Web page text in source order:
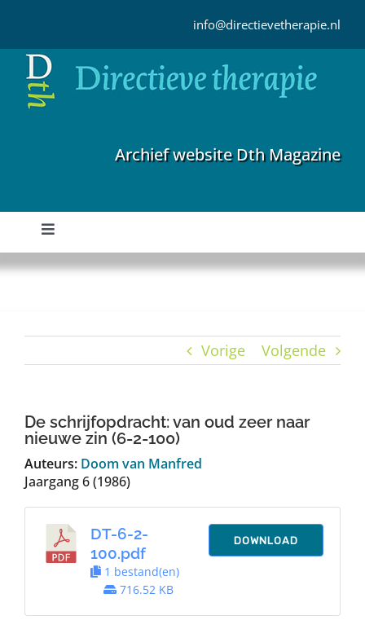
inhoud
info@directievetherapie.nl
Archief website Dth Magazine
Toggle
Navigation
Home
TDT Overzicht
Over Dth
Contact
Vorige Volgende
De schrijfopdracht: van oud zeer naar
nieuwe zin (6-2-100)
Auteurs: Doom van Manfred
Jaargang 6 (1986)
DT-6-2-
100.pdf
1 bestand(en)
716.52 KB
DOWNLOAD